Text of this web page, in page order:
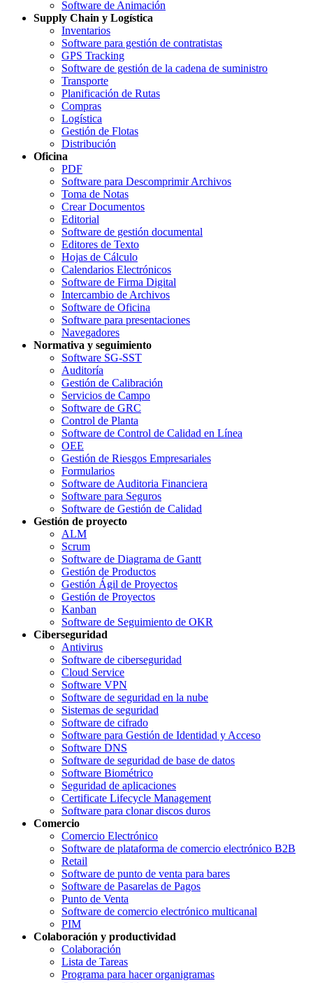
Software de Animación
Supply Chain y Logística
Inventarios
Software para gestión de contratistas
GPS Tracking
Software de gestión de la cadena de suministro
Transporte
Planificación de Rutas
Compras
Logística
Gestión de Flotas
Distribución
Oficina
PDF
Software para Descomprimir Archivos
Toma de Notas
Crear Documentos
Editorial
Software de gestión documental
Editores de Texto
Hojas de Cálculo
Calendarios Electrónicos
Software de Firma Digital
Intercambio de Archivos
Software de Oficina
Software para presentaciones
Navegadores
Normativa y seguimiento
Software SG-SST
Auditoría
Gestión de Calibración
Servicios de Campo
Software de GRC
Control de Planta
Software de Control de Calidad en Línea
OEE
Gestión de Riesgos Empresariales
Formularios
Software de Auditoria Financiera
Software para Seguros
Software de Gestión de Calidad
Gestión de proyecto
ALM
Scrum
Software de Diagrama de Gantt
Gestión de Productos
Gestión Ágil de Proyectos
Gestión de Proyectos
Kanban
Software de Seguimiento de OKR
Ciberseguridad
Antivirus
Software de ciberseguridad
Cloud Service
Software VPN
Software de seguridad en la nube
Sistemas de seguridad
Software de cifrado
Software para Gestión de Identidad y Acceso
Software DNS
Software de seguridad de base de datos
Software Biométrico
Seguridad de aplicaciones
Certificate Lifecycle Management
Software para clonar discos duros
Comercio
Comercio Electrónico
Software de plataforma de comercio electrónico B2B
Retail
Software de punto de venta para bares
Software de Pasarelas de Pagos
Punto de Venta
Software de comercio electrónico multicanal
PIM
Colaboración y productividad
Colaboración
Lista de Tareas
Programa para hacer organigramas